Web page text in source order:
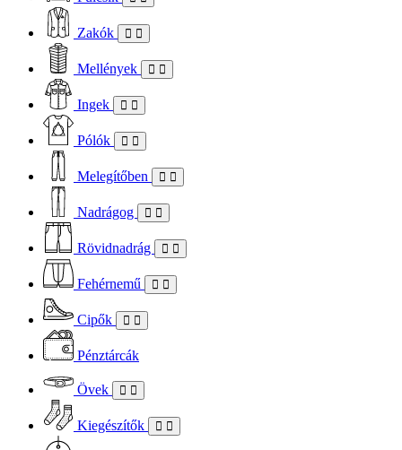
Zakók
Mellények
Ingek
Pólók
Melegítőben
Nadrágog
Rövidnadrág
Fehérnemű
Cipők
Pénztárcák
Övek
Kiegészítők